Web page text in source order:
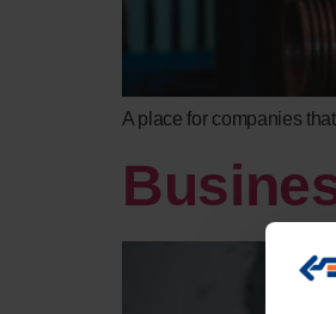
A place for companies